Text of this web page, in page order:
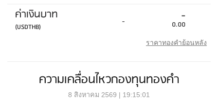
ค่าเงินบาท
(USDTHB) - -
0.00
ราคาทองคำย้อนหลัง
ความเคลื่อนไหวกองทุนทองคำ
8 สิงหาคม 2569 | 19:15:01